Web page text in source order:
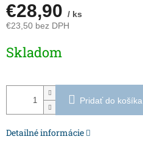
€28,90 / ks
€23,50 bez DPH
cena:
Skladom
Pridať do košíka
Detailné informácie